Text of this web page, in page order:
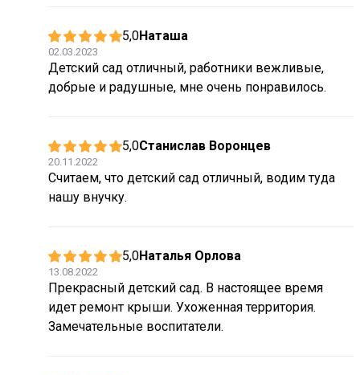
5,0Наташа
02.03.2023
Детский сад отличный, работники вежливые,
добрые и радушные, мне очень понравилось.
5,0Станислав Воронцев
20.11.2022
Считаем, что детский сад отличный, водим туда
нашу внучку.
5,0Наталья Орлова
13.08.2022
Прекрасный детский сад. В настоящее время
идет ремонт крыши. Ухоженная территория.
Замечательные воспитатели.